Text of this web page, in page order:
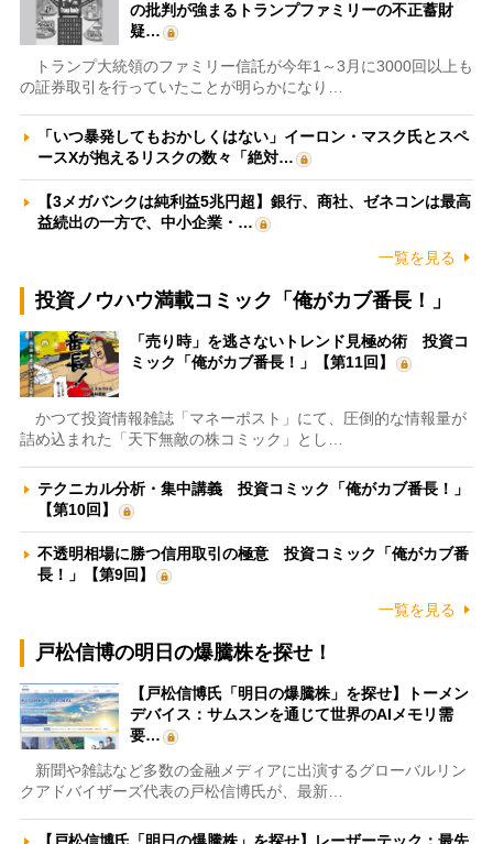
の批判が強まるトランプファミリーの不正蓄財
疑…
トランプ大統領のファミリー信託が今年1～3月に3000回以上も
の証券取引を行っていたことが明らかになり…
「いつ暴発してもおかしくはない」イーロン・マスク氏とスペ
ースXが抱えるリスクの数々「絶対…
【3メガバンクは純利益5兆円超】銀行、商社、ゼネコンは最高
益続出の一方で、中小企業・…
一覧を見る
投資ノウハウ満載コミック「俺がカブ番長！」
「売り時」を逃さないトレンド見極め術 投資コ
ミック「俺がカブ番長！」【第11回】
かつて投資情報雑誌「マネーポスト」にて、圧倒的な情報量が
詰め込まれた「天下無敵の株コミック」とし…
テクニカル分析・集中講義 投資コミック「俺がカブ番長！」
【第10回】
不透明相場に勝つ信用取引の極意 投資コミック「俺がカブ番
長！」【第9回】
一覧を見る
戸松信博の明日の爆騰株を探せ！
【戸松信博氏「明日の爆騰株」を探せ】トーメン
デバイス：サムスンを通じて世界のAIメモリ需
要…
新聞や雑誌など多数の金融メディアに出演するグローバルリン
クアドバイザーズ代表の戸松信博氏が、最新…